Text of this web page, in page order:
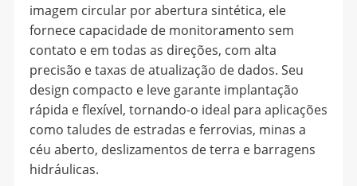
imagem circular por abertura sintética, ele
fornece capacidade de monitoramento sem
contato e em todas as direções, com alta
precisão e taxas de atualização de dados. Seu
design compacto e leve garante implantação
rápida e flexível, tornando-o ideal para aplicações
como taludes de estradas e ferrovias, minas a
céu aberto, deslizamentos de terra e barragens
hidráulicas.